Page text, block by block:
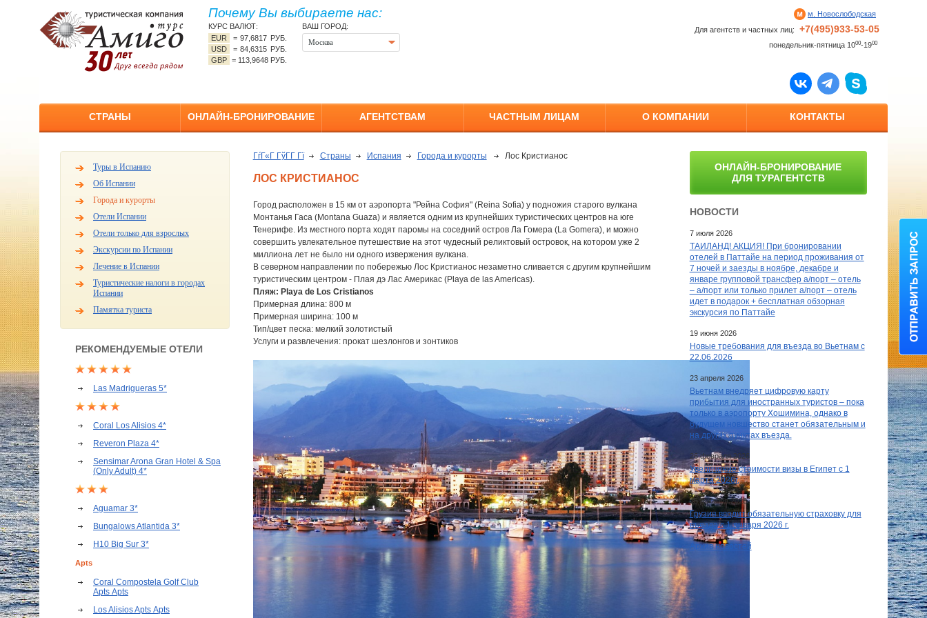
Почему Вы выбираете нас:
КУРС ВАЛЮТ:
EUR
=97,6817 РУБ.
USD
=84,6315 РУБ.
GBP = 113,9648 РУБ.
ВАШ ГОРОД:
Москва
м. Новослободская
Для агентств и частных лиц:
+7(495)933-53-05
понедельник-пятница 1000-1900
СТРАНЫ ОНЛАЙН-БРОНИРОВАНИЕ АГЕНТСТВАМ ЧАСТНЫМ ЛИЦАМ О КОМПАНИИ КОНТАКТЫ
Туры в Испанию
Об Испании
Города и курорты
Отели Испании
Отели только для взрослых
Экскурсии по Испании
Лечение в Испании
Туристические налоги в городах
Испании
Памятка туриста
РЕКОМЕНДУЕМЫЕ ОТЕЛИ
Las Madrigueras 5*
Coral Los Alisios 4*
Reveron Plaza 4*
Sensimar Arona Gran Hotel & Spa
(Only Adult) 4*
Aguamar 3*
Bungalows Atlantida 3*
H10 Big Sur 3*
Apts
Coral Compostela Golf Club
Apts Apts
Los Alisios Apts Apts
ГѓГ«Г ГўГ­Г Гї Страны Испания Города и курорты Лос Кристианос
ЛОС КРИСТИАНОС
Город расположен в 15 км от аэропорта "Рейна София" (Reina Sofia) у подножия старого вулкана
Монтанья Гаса (Montana Guaza) и является одним из крупнейших туристических центров на юге
Тенерифе. Из местного порта ходят паромы на соседний остров Ла Гомера (La Gomera), и можно
совершить увлекательное путешествие на этот чудесный реликтовый островок, на котором уже 2
миллиона лет не было ни одного извержения вулкана.
В северном направлении по побережью Лос Кристианос незаметно сливается с другим крупнейшим
туристическим центром - Плая дэ Лас Америкас (Playa de las Americas).
Пляж: Playa de Los Cristianos
Примерная длина: 800 м
Примерная ширина: 100 м
Тип/цвет песка: мелкий золотистый
Услуги и развлечения: прокат шезлонгов и зонтиков
ОНЛАЙН-БРОНИРОВАНИЕ
ДЛЯ ТУРАГЕНТСТВ
НОВОСТИ
7 июля 2026
ТАИЛАНД! АКЦИЯ! При бронировании
отелей в Паттайе на период проживания от
7 ночей и заезды в ноябре, декабре и
январе групповой трансфер а/порт – отель
– а/порт или только прилет а/порт – отель
идет в подарок + бесплатная обзорная
экскурсия по Паттайе
19 июня 2026
Новые требования для въезда во Вьетнам с
22.06.2026
23 апреля 2026
Вьетнам внедряет цифровую карту
прибытия для иностранных туристов – пока
только в аэропорту Хошимина, однако в
будущем новшество станет обязательным и
на других пунктах въезда.
26 февраля 2026
Увеличение стоимости визы в Египет c 1
марта 2026г.
15 декабря 2025
Грузия вводит обязательную страховку для
въезда с 1 января 2026 г.
Архив новостей